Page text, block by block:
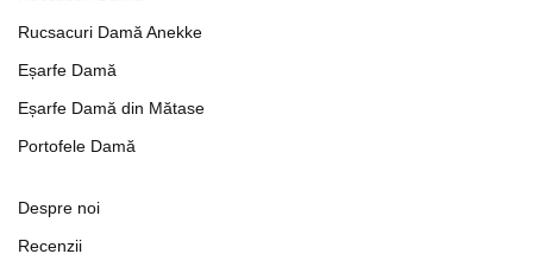
Rucsacuri Damă Anekke
Eșarfe Damă
Eșarfe Damă din Mătase
Portofele Damă
Despre noi
Recenzii